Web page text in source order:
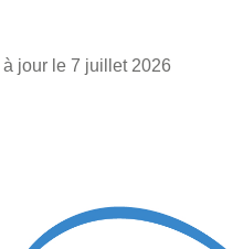
jour le 7 juillet 2026